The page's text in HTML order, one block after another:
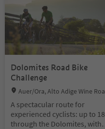
Dolomites Road Bike
Challenge
Location:
Auer/Ora, Alto Adige Wine
A spectacular route for
experienced cyclists: up to
through the Dolomites, with